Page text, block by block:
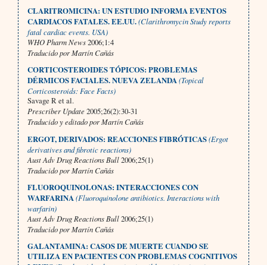
CLARITROMICINA: UN ESTUDIO INFORMA EVENTOS
CARDIACOS FATALES. EE.UU.(Clarithromycin Study reports
fatal cardiac events. USA)
WHO Pharm News2006;1:4
Traducido por Martín Cañás
CORTICOSTEROIDES TÓPICOS: PROBLEMAS
DÉRMICOS FACIALES. NUEVA ZELANDA(Topical
Corticosteroids: Face Facts)
Savage R et al.
Prescriber Update2005;26(2):30-31
Traducido y editado por Martín Cañás
ERGOT, DERIVADOS: REACCIONES FIBRÓTICAS(Ergot
derivatives and fibrotic reactions)
Aust Adv Drug Reactions Bull2006;25(1)
Traducido por Martín Cañás
FLUOROQUINOLONAS: INTERACCIONES CON
WARFARINA(Fluoroquinolone antibiotics. Interactions with
warfarin)
Aust Adv Drug Reactions Bull2006;25(1)
Traducido por Martín Cañás
GALANTAMINA: CASOS DE MUERTE CUANDO SE
UTILIZA EN PACIENTES CON PROBLEMAS COGNITIVOS